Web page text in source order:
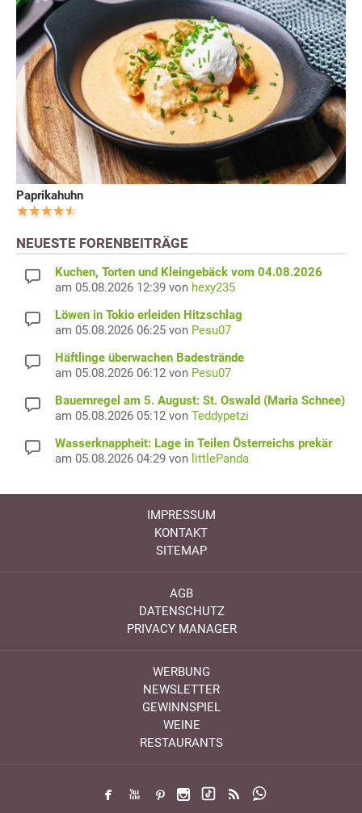
Paprikahuhn
NEUESTE FORENBEITRÄGE
Kuchen, Torten und Kleingebäck vom 04.08.2026
am 05.08.2026 12:39 von hexy235
Löwen in Tokio erleiden Hitzschlag
am 05.08.2026 06:25 von Pesu07
Häftlinge überwachen Badestrände
am 05.08.2026 06:12 von Pesu07
Bauernregel am 5. August: St. Oswald (Maria Schnee)
am 05.08.2026 05:12 von Teddypetzi
Wasserknappheit: Lage in Teilen Österreichs prekär
am 05.08.2026 04:29 von littlePanda
IMPRESSUM
KONTAKT
SITEMAP
AGB
DATENSCHUTZ
PRIVACY MANAGER
WERBUNG
NEWSLETTER
GEWINNSPIEL
WEINE
RESTAURANTS